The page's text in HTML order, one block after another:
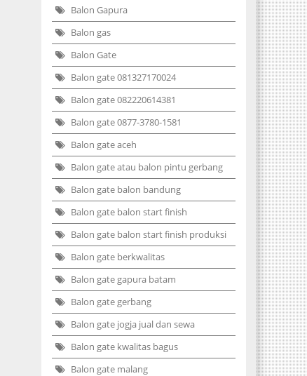
Balon Gapura
Balon gas
Balon Gate
Balon gate 081327170024
Balon gate 082220614381
Balon gate 0877-3780-1581
Balon gate aceh
Balon gate atau balon pintu gerbang
Balon gate balon bandung
Balon gate balon start finish
Balon gate balon start finish produksi
Balon gate berkwalitas
Balon gate gapura batam
Balon gate gerbang
Balon gate jogja jual dan sewa
Balon gate kwalitas bagus
Balon gate malang